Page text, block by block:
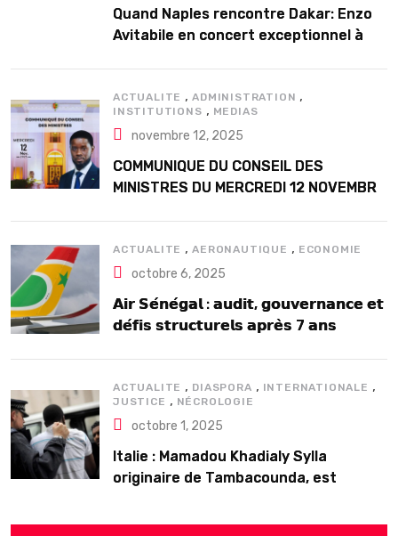
Quand Naples rencontre Dakar: Enzo
Avitabile en concert exceptionnel à
ACTUALITE ,ADMINISTRATION ,
INSTITUTIONS , MEDIAS
novembre 12, 2025
COMMUNIQUE DU CONSEIL DES
MINISTRES DU MERCREDI 12 NOVEMBRE
ACTUALITE ,AERONAUTIQUE , ECONOMIE
octobre 6, 2025
𝗔𝗶𝗿 𝗦𝗲́𝗻𝗲́𝗴𝗮𝗹 : 𝗮𝘂𝗱𝗶𝘁, 𝗴𝗼𝘂𝘃𝗲𝗿𝗻𝗮𝗻𝗰𝗲 𝗲𝘁
𝗱𝗲́𝗳𝗶𝘀 𝘀𝘁𝗿𝘂𝗰𝘁𝘂𝗿𝗲𝗹𝘀 𝗮𝗽𝗿𝗲̀𝘀 7 𝗮𝗻𝘀
ACTUALITE , DIASPORA , INTERNATIONALE ,
JUSTICE , NÉCROLOGIE
octobre 1, 2025
Italie : Mamadou Khadialy Sylla
originaire de Tambacounda, est
arrestation